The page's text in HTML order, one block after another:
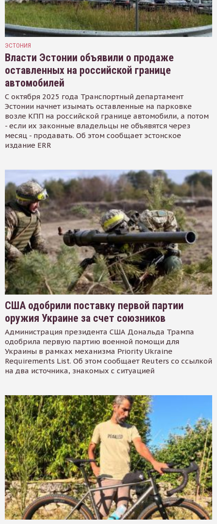
ЭСТОНИЯ
Власти Эстонии объявили о продаже
оставленных на российской границе
автомобилей
С октября 2025 года Транспортный департамент
Эстонии начнет изымать оставленные на парковке
возле КПП на российской границе автомобили, а потом
- если их законные владельцы не объявятся через
месяц - продавать. Об этом сообщает эстонское
издание ERR
США одобрили поставку первой партии
оружия Украине за счет союзников
Администрация президента США Дональда Трампа
одобрила первую партию военной помощи для
Украины в рамках механизма Priority Ukraine
Requirements List. Об этом сообщает Reuters со ссылкой
на два источника, знакомых с ситуацией